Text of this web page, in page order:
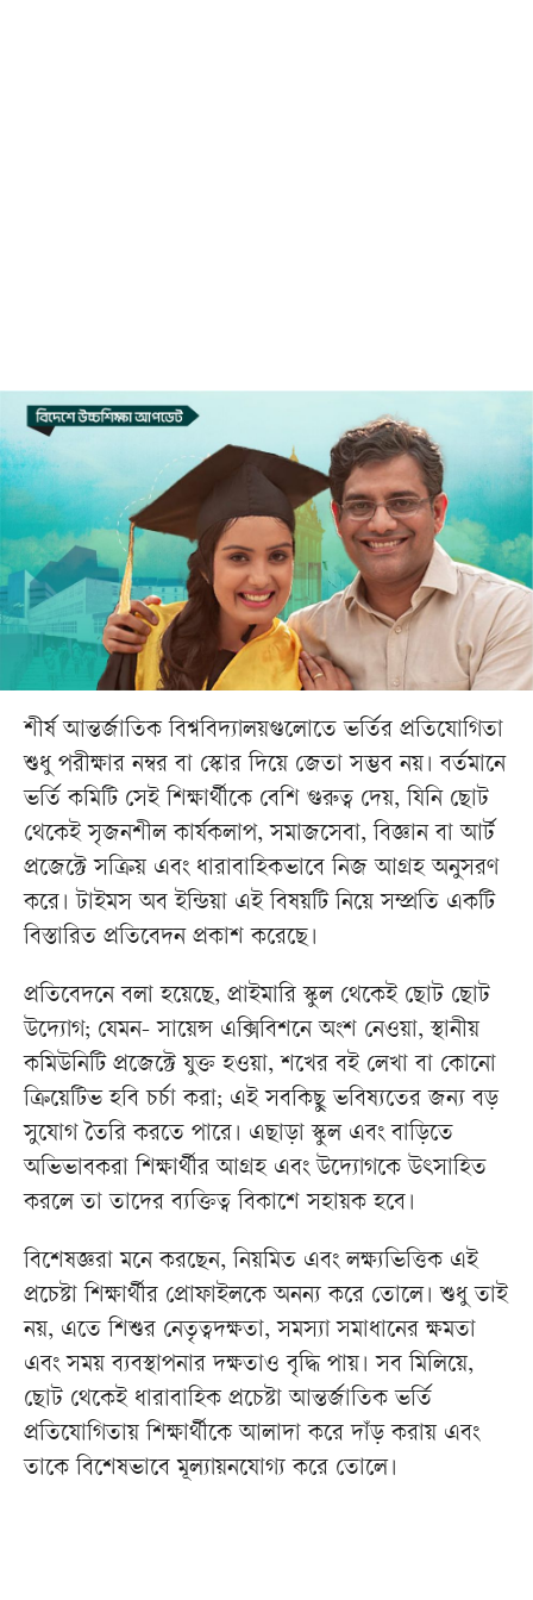
শীর্ষ আন্তর্জাতিক বিশ্ববিদ্যালয়গুলোতে ভর্তির প্রতিযোগিতা
শুধু পরীক্ষার নম্বর বা স্কোর দিয়ে জেতা সম্ভব নয়। বর্তমানে
ভর্তি কমিটি সেই শিক্ষার্থীকে বেশি গুরুত্ব দেয়, যিনি ছোট
থেকেই সৃজনশীল কার্যকলাপ, সমাজসেবা, বিজ্ঞান বা আর্ট
প্রজেক্টে সক্রিয় এবং ধারাবাহিকভাবে নিজ আগ্রহ অনুসরণ
করে। টাইমস অব ইন্ডিয়া এই বিষয়টি নিয়ে সম্প্রতি একটি
বিস্তারিত প্রতিবেদন প্রকাশ করেছে।
প্রতিবেদনে বলা হয়েছে, প্রাইমারি স্কুল থেকেই ছোট ছোট
উদ্যোগ; যেমন- সায়েন্স এক্সিবিশনে অংশ নেওয়া, স্থানীয়
কমিউনিটি প্রজেক্টে যুক্ত হওয়া, শখের বই লেখা বা কোনো
ক্রিয়েটিভ হবি চর্চা করা; এই সবকিছু ভবিষ্যতের জন্য বড়
সুযোগ তৈরি করতে পারে। এছাড়া স্কুল এবং বাড়িতে
অভিভাবকরা শিক্ষার্থীর আগ্রহ এবং উদ্যোগকে উৎসাহিত
করলে তা তাদের ব্যক্তিত্ব বিকাশে সহায়ক হবে।
বিশেষজ্ঞরা মনে করছেন, নিয়মিত এবং লক্ষ্যভিত্তিক এই
প্রচেষ্টা শিক্ষার্থীর প্রোফাইলকে অনন্য করে তোলে। শুধু তাই
নয়, এতে শিশুর নেতৃত্বদক্ষতা, সমস্যা সমাধানের ক্ষমতা
এবং সময় ব্যবস্থাপনার দক্ষতাও বৃদ্ধি পায়। সব মিলিয়ে,
ছোট থেকেই ধারাবাহিক প্রচেষ্টা আন্তর্জাতিক ভর্তি
প্রতিযোগিতায় শিক্ষার্থীকে আলাদা করে দাঁড় করায় এবং
তাকে বিশেষভাবে মূল্যায়নযোগ্য করে তোলে।